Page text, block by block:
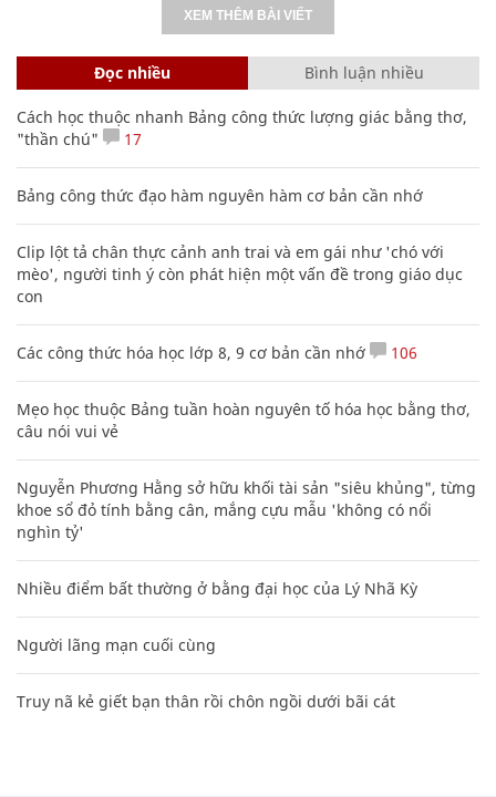
XEM THÊM BÀI VIẾT
Đọc nhiều Bình luận nhiều
Cách học thuộc nhanh Bảng công thức lượng giác bằng thơ,
"thần chú"
17
Bảng công thức đạo hàm nguyên hàm cơ bản cần nhớ
Clip lột tả chân thực cảnh anh trai và em gái như 'chó với
mèo', người tinh ý còn phát hiện một vấn đề trong giáo dục
con
Các công thức hóa học lớp 8, 9 cơ bản cần nhớ 106
Mẹo học thuộc Bảng tuần hoàn nguyên tố hóa học bằng thơ,
câu nói vui vẻ
Nguyễn Phương Hằng sở hữu khối tài sản "siêu khủng", từng
khoe sổ đỏ tính bằng cân, mắng cựu mẫu 'không có nổi
nghìn tỷ'
Nhiều điểm bất thường ở bằng đại học của Lý Nhã Kỳ
Người lãng mạn cuối cùng
Truy nã kẻ giết bạn thân rồi chôn ngồi dưới bãi cát